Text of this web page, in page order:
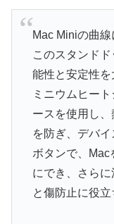
Mac Miniの曲
このスタンド
能性と安定性
ミニウムヒー
ースを使用し
を防ぎ、デバ
ボタンで、Mac
にでき、さら
と傷防止に役立